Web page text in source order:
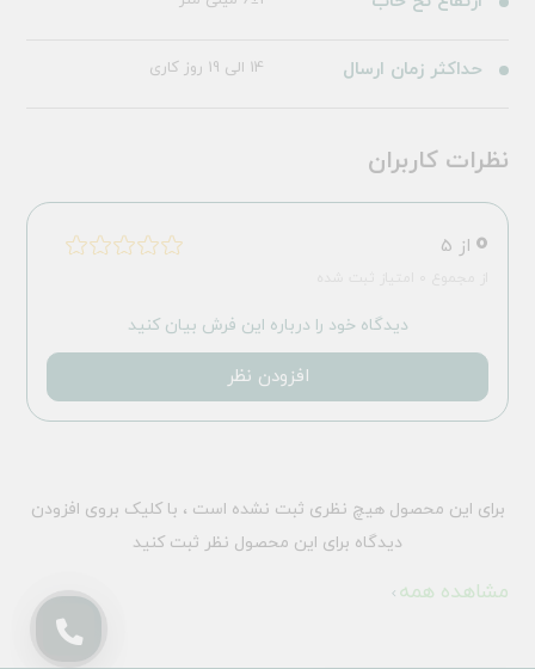
حداکثر زمان ارسال 14 الی 19 روز کاری
نظرات کاربران
0 از 5
دیدگاه خود را درباره این فرش بیان کنید
افزودن نظر
برای این محصول هیچ نظری ثبت نشده است ، با کلیک بروی افزودن
دیدگاه برای این محصول نظر ثبت کنید
مشاهده همه